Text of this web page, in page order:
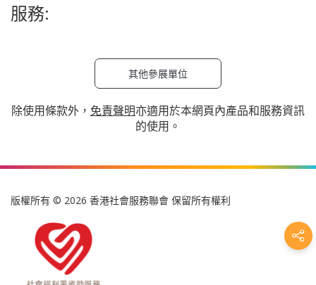
服務:
其他參展單位
除使用條款外， 免責聲明亦適用於本網頁內產品和服務資訊
的使用。
版權所有 © 2026 香港社會服務聯會 保留所有權利